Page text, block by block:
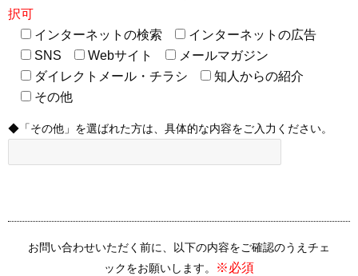
択可
インターネットの検索
インターネットの広告
SNS
Webサイト
メールマガジン
ダイレクトメール・チラシ
知人からの紹介
その他
◆「その他」を選ばれた方は、具体的な内容をご入力ください。
お問い合わせいただく前に、以下の内容をご確認のうえチェ
ックをお願いします。
※必須